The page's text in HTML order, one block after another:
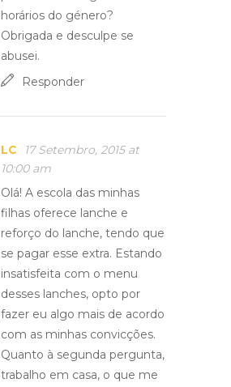
horários do género?
Obrigada e desculpe se
abusei.
Responder
LC
17 Setembro, 2015 at
10:00 am
Olá! A escola das minhas
filhas oferece lanche e
reforço do lanche, tendo que
se pagar esse extra. Estando
insatisfeita com o menu
desses lanches, opto por
fazer eu algo mais de acordo
com as minhas convicções.
Quanto à segunda pergunta,
trabalho em casa, o que me